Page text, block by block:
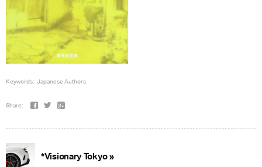
Keywords: Japanese Authors
Share:
*Visionary Tokyo »